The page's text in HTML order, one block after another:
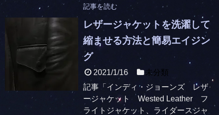
記事を読む
レザージャケットを洗濯して
縮ませる方法と簡易エイジン
グ
2021/1/16
未分類
記事「インディ・ジョーンズ レザ
ージャケット Wested Leather フ
ライトジャケット、ライダースジャ